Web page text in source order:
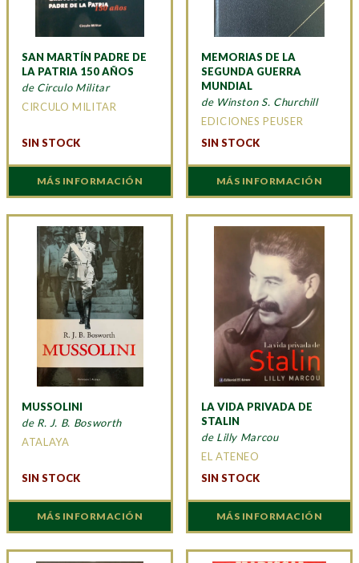
SAN MARTÍN PADRE DE
LA PATRIA 150 AÑOS
de Circulo Militar
CIRCULO MILITAR
SIN STOCK
MÁS INFORMACIÓN
MEMORIAS DE LA
SEGUNDA GUERRA
MUNDIAL
de Winston S. Churchill
EDICIONES PEUSER
SIN STOCK
MÁS INFORMACIÓN
MUSSOLINI
de R. J. B. Bosworth
ATALAYA
SIN STOCK
MÁS INFORMACIÓN
LA VIDA PRIVADA DE
STALIN
de Lilly Marcou
EL ATENEO
SIN STOCK
MÁS INFORMACIÓN